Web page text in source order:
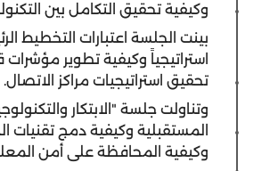
وكيفية تحقيق التكامل بين
بينت الجلسة اعتبارات التخطيط
استراتيجياً وكيفية تطوير
تحقيق استراتيجيات مراكز الاتصال.
وتناولت جلسة "الابتكار
المستقبلية وكيفية دمج تقنيات
وكيفية المحافظة على أمن